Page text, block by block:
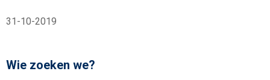
31-10-2019
Wie zoeken we?